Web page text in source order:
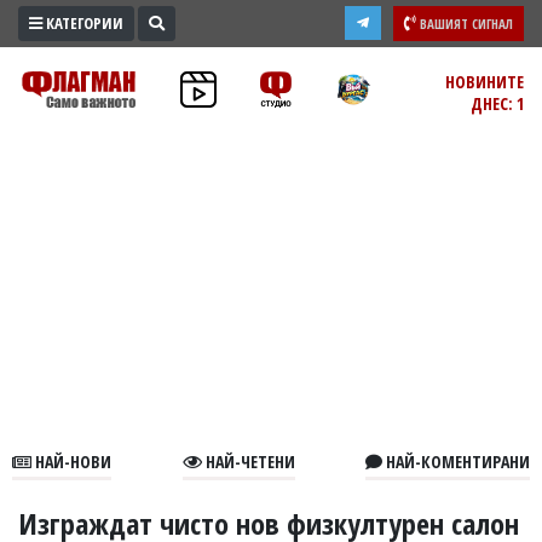
ПРОМО
ЗОНА
В
КАТЕГОРИИ ВАШИЯТ СИГНАЛ
НОВИНИТЕ
ДНЕС: 1
НАЙ-НОВИ НАЙ-ЧЕТЕНИ НАЙ-КОМЕНТИРАНИ
Изграждат чисто нов физкултурен салон